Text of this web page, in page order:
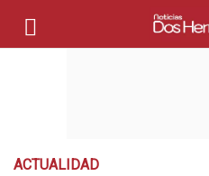
ACTUALIDAD